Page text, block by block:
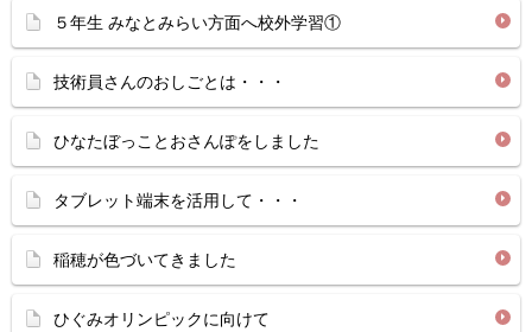
５年生 みなとみらい方面へ校外学習①
技術員さんのおしごとは・・・
ひなたぼっことおさんぽをしました
タブレット端末を活用して・・・
稲穂が色づいてきました
ひぐみオリンピックに向けて